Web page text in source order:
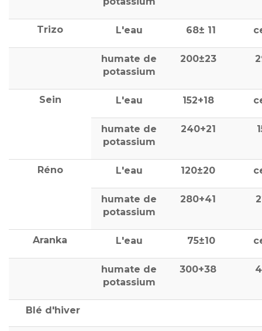
Trizo L'eau 68± 11
humate de
potassium
200±23
Sein L'eau 152+18
humate de
potassium
240+21
Réno L'eau 120±20
humate de
potassium
280+41
Aranka L'eau 75±10
humate de
potassium
300+38
Blé d'hiver